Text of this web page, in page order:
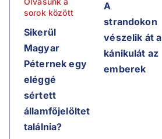
sorok között
Sikerül
Magyar
Péternek egy
eléggé
sértett
államfőjelöltet
találnia?
A
strandokon
vészelik át a
kánikulát az
emberek